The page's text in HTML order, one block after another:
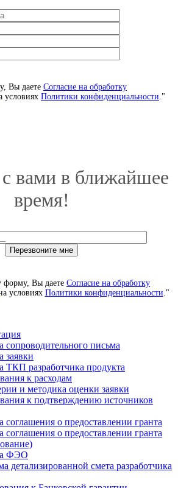
Вы даете Согласие на обработку
условиях Политики конфиденциальности."
вами в ближайшее
время!
форму, Вы даете Согласие на обработку
условиях Политики конфиденциальности."
письма
разработчика продукта
к расходам
и методика оценки заявки
к подтверждению источников
о предоставлении гранта
о предоставлении гранта
ФЭО
смета разработчика